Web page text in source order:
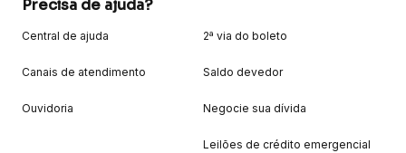
Precisa de ajuda?
Central de ajuda
Canais de atendimento
Ouvidoria
2ª via do boleto
Saldo devedor
Negocie sua dívida
Leilões de crédito emergencial